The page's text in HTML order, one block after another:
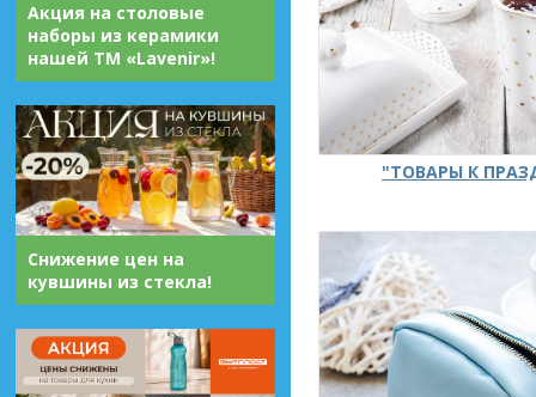
Акция на столовые
наборы из керамики
нашей ТМ «Lavenir»!
Снижение цен на
кувшины из стекла!
"ТОВАРЫ К